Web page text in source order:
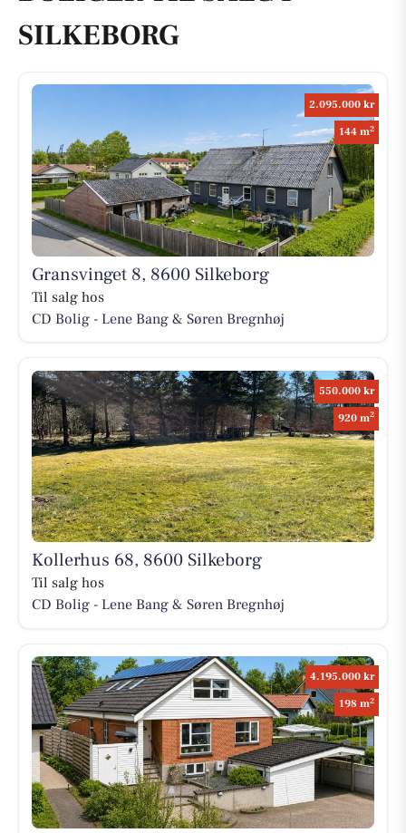
SILKEBORG
2.095.000 kr
144 m2
Gransvinget 8, 8600 Silkeborg
Til salg hos
CD Bolig - Lene Bang & Søren Bregnhøj
550.000 kr
920 m2
Kollerhus 68, 8600 Silkeborg
Til salg hos
CD Bolig - Lene Bang & Søren Bregnhøj
4.195.000 kr
198 m2